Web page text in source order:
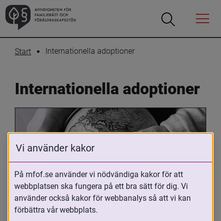
Öppna
Öppna
Menyn
Start Internationella adoptioner
Internationella adoptioner
Oavsett om du är adopterad,
adoptivförälder eller arbetar med
Vi använder kakor
På mfof.se använder vi nödvändiga kakor för att
webbplatsen ska fungera på ett bra sätt för dig. Vi
använder också kakor för webbanalys så att vi kan
förbättra vår webbplats.